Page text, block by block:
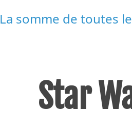
La somme de toutes
Star